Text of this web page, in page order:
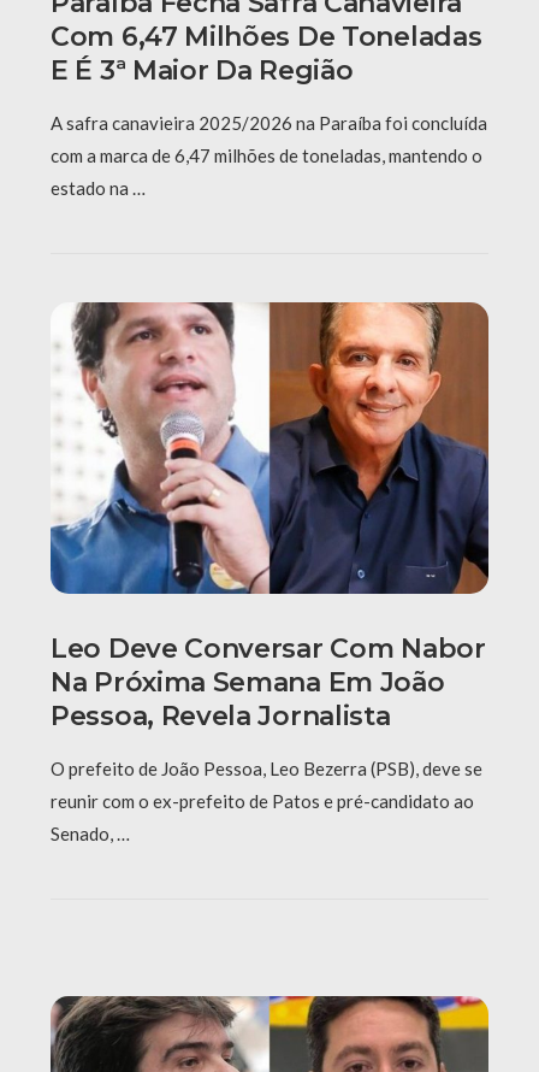
Com 6,47 Milhões De Toneladas
E É 3ª Maior Da Região
A safra canavieira 2025/2026 na Paraíba foi concluída
com a marca de 6,47 milhões de toneladas, mantendo o
estado na …
Leo Deve Conversar Com Nabor
Na Próxima Semana Em João
Pessoa, Revela Jornalista
O prefeito de João Pessoa, Leo Bezerra (PSB), deve se
reunir com o ex-prefeito de Patos e pré-candidato ao
Senado, …